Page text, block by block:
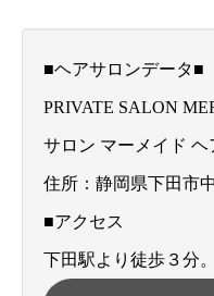
■ヘアサロンデータ■
PRIVATE SALON
サロン マーメイド ヘ
住所：静岡県下田市
■アクセス
下田駅より徒歩３分。